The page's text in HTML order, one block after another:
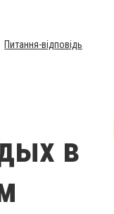
Питання-відповідь
в